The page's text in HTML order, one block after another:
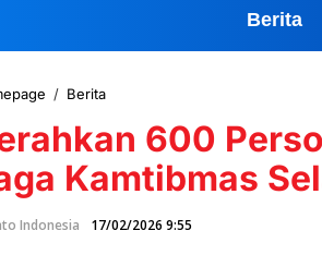
Berita
/ Berita
r
a
h
k
n
600
Kamtibmas
Indonesia 17/02/2026 9:55